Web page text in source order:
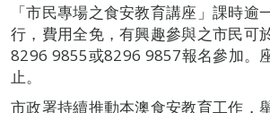
「市民專場之食安教育講座」課時逾
行，費用全免，有興趣參與之市民可
8296 9855或8296 9857報名參加。
止。
市政署持續推動本澳食安教育工作，